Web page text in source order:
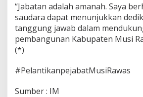
“Jabatan adalah amanah. Saya
saudara dapat menunjukkan
tanggung jawab dalam
pembangunan Kabupaten Musi
(*)
#PelantikanpejabatMusiRawas
Sumber : IM